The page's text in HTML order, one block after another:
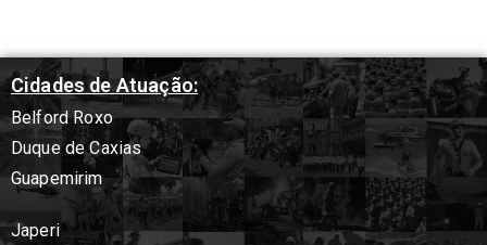
Cidades de Atuação:
Belford Roxo
Duque de Caxias
Guapemirim
Japeri